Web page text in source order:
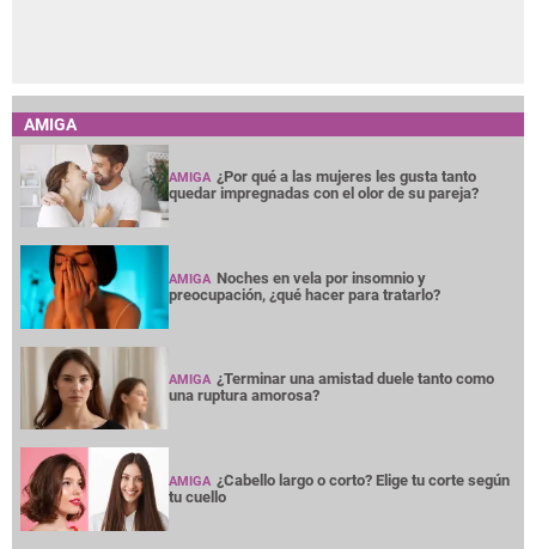
AMIGA
AMIGA ¿Por qué a las mujeres les gusta tanto
quedar impregnadas con el olor de su pareja?
AMIGA Noches en vela por insomnio y
preocupación, ¿qué hacer para tratarlo?
AMIGA ¿Terminar una amistad duele tanto como
una ruptura amorosa?
AMIGA ¿Cabello largo o corto? Elige tu corte según
tu cuello